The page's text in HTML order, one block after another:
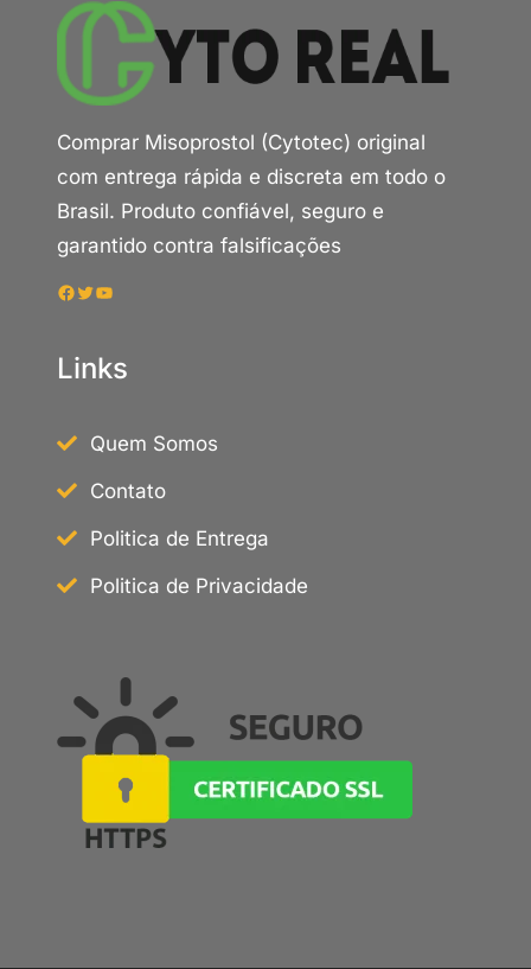
Comprar Misoprostol (Cytotec) original
com entrega rápida e discreta em todo o
Brasil. Produto confiável, seguro e
garantido contra falsificações
Facebook Twitter Youtube
Links
Quem Somos
Contato
Politica de Entrega
Politica de Privacidade